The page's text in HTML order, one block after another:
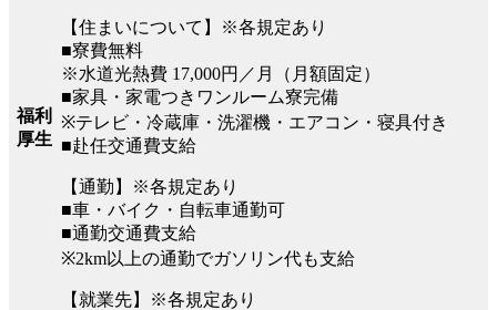
福利
厚生
【住まいについて】※各規定あり
■寮費無料
※水道光熱費 17,000円／月（月額固定）
■家具・家電つきワンルーム寮完備
※テレビ・冷蔵庫・洗濯機・エアコン・寝具付き
■赴任交通費支給
【通勤】※各規定あり
■車・バイク・自転車通勤可
■通勤交通費支給
※2km以上の通勤でガソリン代も支給
【就業先】※各規定あり